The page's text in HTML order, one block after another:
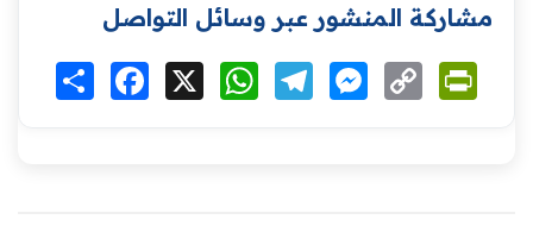
مشاركة المنشور عبر وسائل التواصل
انشر Facebook WhatsAppTelegramMessenger
Copy
Link